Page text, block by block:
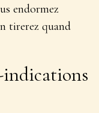
endormez
tirerez quand
indications